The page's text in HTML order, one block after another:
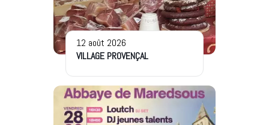
12 août 2026
VILLAGE PROVENÇAL